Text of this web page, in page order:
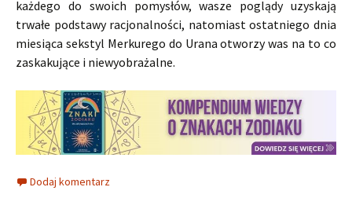
każdego do swoich pomysłów, wasze poglądy uzyskają
trwałe podstawy racjonalności, natomiast ostatniego dnia
miesiąca sekstyl Merkurego do Urana otworzy was na to co
zaskakujące i niewyobrażalne.
Dodaj komentarz